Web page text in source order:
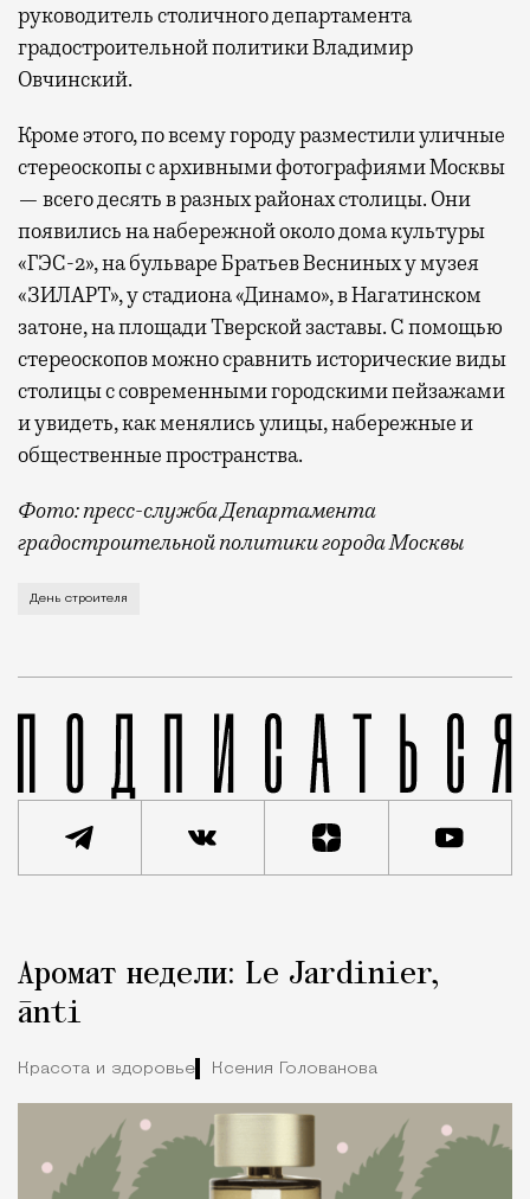
руководитель столичного департамента
градостроительной политики Владимир
Овчинский.
Кроме этого, по всему городу разместили уличные
стереоскопы с архивными фотографиями Москвы
— всего десять в разных районах столицы. Они
появились на набережной около дома культуры
«ГЭС-2», на бульваре Братьев Весниных у музея
«ЗИЛАРТ», у стадиона «Динамо», в Нагатинском
затоне, на площади Тверской заставы. С помощью
стереоскопов можно сравнить исторические виды
столицы с современными городскими пейзажами
и увидеть, как менялись улицы, набережные и
общественные пространства.
Фото: пресс-служба Департамента
градостроительной политики города Москвы
В этом году профессиональный праздник День
День строителя
Город
Аромат недели: Le Jardinier,
ānti
Красота и здоровье Ксения Голованова